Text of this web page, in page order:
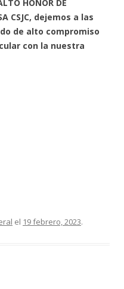
HONOR DE
CSJC, dejemos a las
de alto compromiso
con la nuestra
el 19 febrero, 2023.